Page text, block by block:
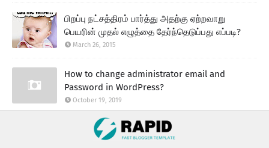
பிறப்பு நட்சத்திரம் பார்த்து அதற்கு ஏற்றவாறு
பெயரின் முதல் எழுத்தை தேர்ந்தெடுப்பது எப்படி?
March 26, 2015
How to change administrator email and
Password in WordPress?
October 19, 2019